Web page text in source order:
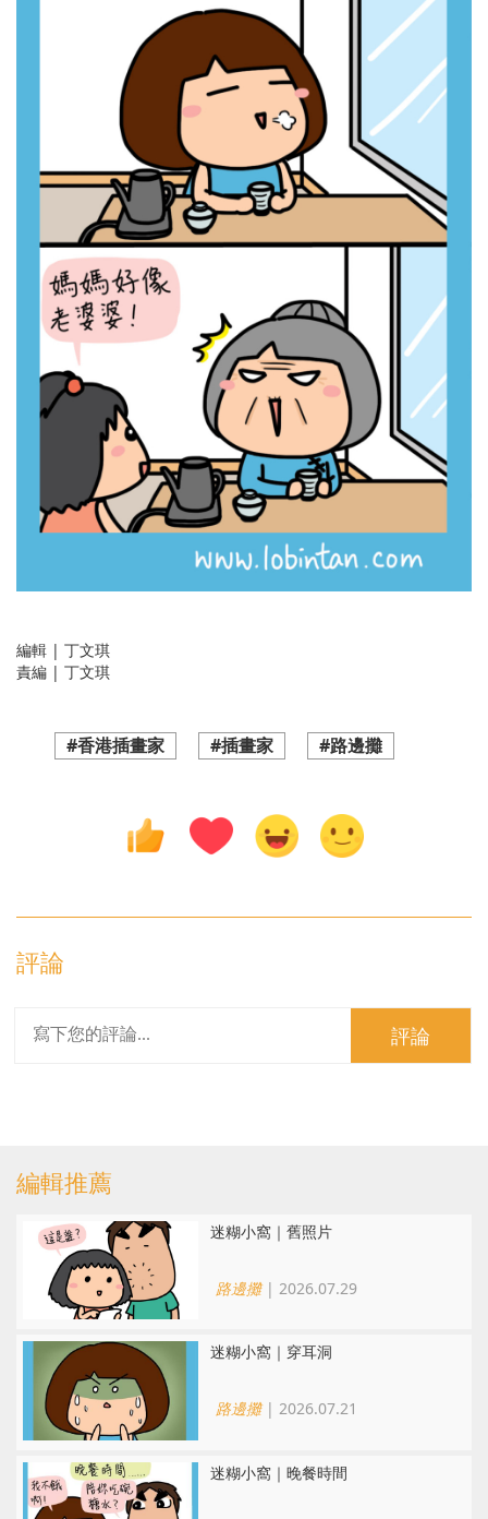
編輯 | 丁文琪
責編 | 丁文琪
#香港插畫家 #插畫家 #路邊攤
評論
評論
編輯推薦
迷糊小窩｜舊照片
路邊攤| 2026.07.29
迷糊小窩｜穿耳洞
路邊攤| 2026.07.21
迷糊小窩｜晚餐時間